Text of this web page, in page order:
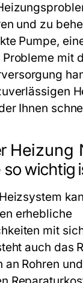
und zu
Pumpe,
Probleme mit
Ihnen
Heizung
so wichtig
erhebliche
mit
auch das
an Rohren